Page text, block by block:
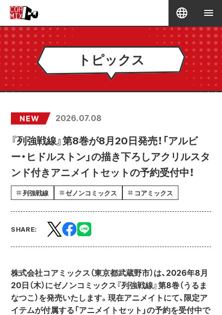
トピックス
2026.07.08
『列強戦線』第8巻が8月20日発売！「アルビ
ー・ヒドルストン」の描き下ろしアクリルスタ
ンド付きアニメイトセットの予約受付中！
列強戦線 ゼノンコミックス コアミックス
SHARE:
株式会社コアミックス（東京都武蔵野市）は、2026年8月
20日（木）にゼノンコミックス『列強戦線』第8巻（うるま
なつこ）を発売いたします。現在アニメイトにて、限定ア
イテムが付属する「アニメイトセット」の予約を受付中で